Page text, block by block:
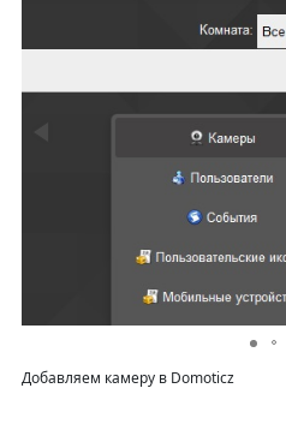
Добавляем камеру в Domoticz